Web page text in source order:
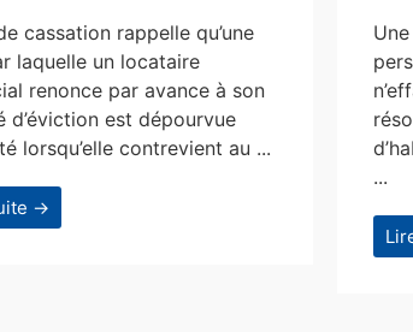
cassation rappelle qu’une
laquelle un locataire
renonce par avance à son
d’éviction est dépourvue
lorsqu’elle contrevient au ...
→
...